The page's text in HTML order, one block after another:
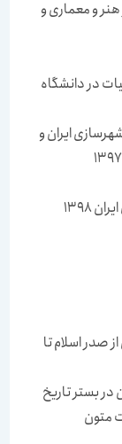
و معماری و
در دانشگاه
ایران و
اسلام تا
بستر تاریخ